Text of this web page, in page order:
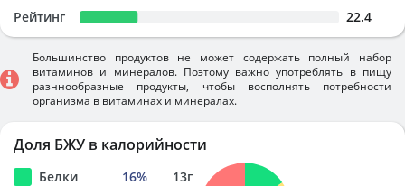
Рейтинг 22.4
Большинство продуктов не может содержать полный набор
витаминов и минералов. Поэтому важно употреблять в пищу
разннообразные продукты, чтобы восполнять потребности
организма в витаминах и минералах.
Доля БЖУ в калорийности
Белки 16% 13г